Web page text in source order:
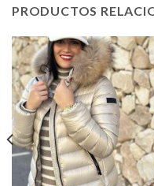
PRODUCTOS